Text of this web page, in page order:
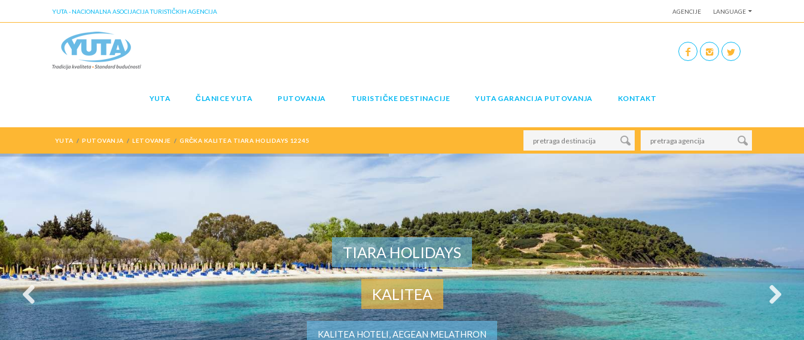
AGENCIJE LANGUAGE
YUTA - NACIONALNA ASOCIJACIJA TURISTIČKIH AGENCIJA
YUTA ČLANICE YUTA PUTOVANJA TURISTIČKE DESTINACIJE YUTA GARANCIJA PUTOVANJA KONTAKT
YUTA PUTOVANJA LETOVANJE GRČKA KALITEA TIARA HOLIDAYS 12245
TIARA HOLIDAYS
KALITEA
KALITEA HOTELI, AEGEAN MELATHRON